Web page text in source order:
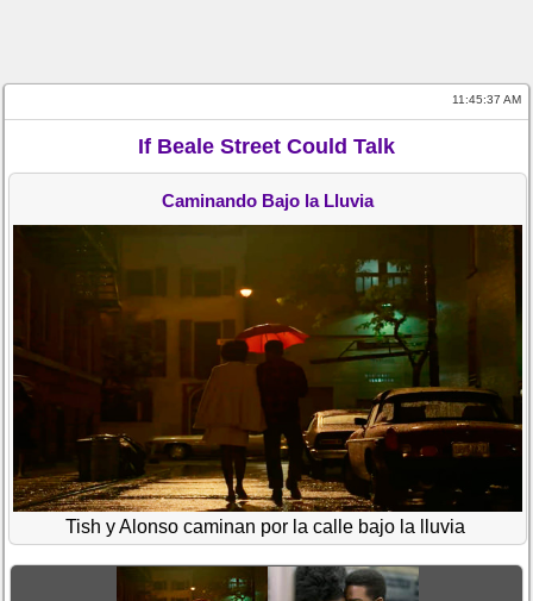
11:45:37 AM
If Beale Street Could Talk
Caminando Bajo la Lluvia
Tish y Alonso caminan por la calle bajo la lluvia